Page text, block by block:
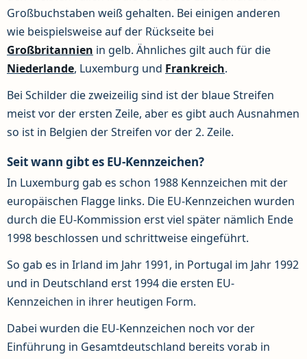
Großbuchstaben weiß gehalten. Bei einigen anderen
wie beispielsweise auf der Rückseite bei
Großbritannien in gelb. Ähnliches gilt auch für die
Niederlande, Luxemburg und Frankreich.
Bei Schilder die zweizeilig sind ist der blaue Streifen
meist vor der ersten Zeile, aber es gibt auch Ausnahmen
so ist in Belgien der Streifen vor der 2. Zeile.
Seit wann gibt es EU-Kennzeichen?
In Luxemburg gab es schon 1988 Kennzeichen mit der
europäischen Flagge links. Die EU-Kennzeichen wurden
durch die EU-Kommission erst viel später nämlich Ende
1998 beschlossen und schrittweise eingeführt.
So gab es in Irland im Jahr 1991, in Portugal im Jahr 1992
und in Deutschland erst 1994 die ersten EU-
Kennzeichen in ihrer heutigen Form.
Dabei wurden die EU-Kennzeichen noch vor der
Einführung in Gesamtdeutschland bereits vorab in